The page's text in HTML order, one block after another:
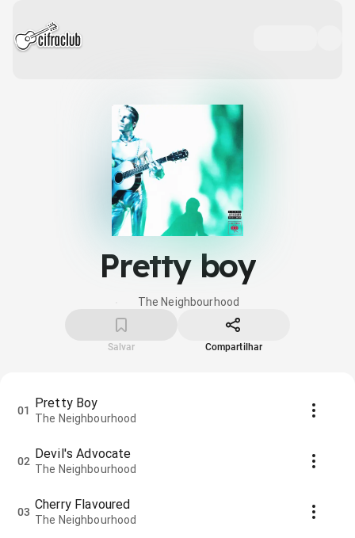
Pretty boy
The Neighbourhood
Salvar Compartilhar
01 Pretty Boy
The Neighbourhood
02 Devil's Advocate
The Neighbourhood
03 Cherry Flavoured
The Neighbourhood